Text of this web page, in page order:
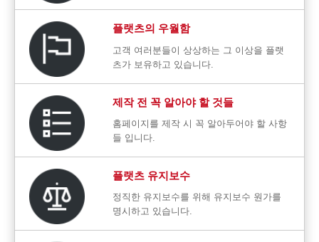
플랫츠의 우월함
고객 여러분들이 상상하는 그 이상을 플랫
츠가 보유하고 있습니다.
제작 전 꼭 알아야 할 것들
홈페이지를 제작 시 꼭 알아두어야 할 사항
들 입니다.
플랫츠 유지보수
정직한 유지보수를 위해 유지보수 원가를
명시하고 있습니다.